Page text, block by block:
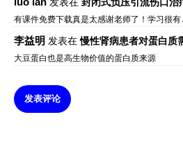
有课件免费下载真是太感谢老师了！学习很
李益明 发表在慢性肾病患者对蛋白质
大豆蛋白也是高生物价值的蛋白质来源
发表评论